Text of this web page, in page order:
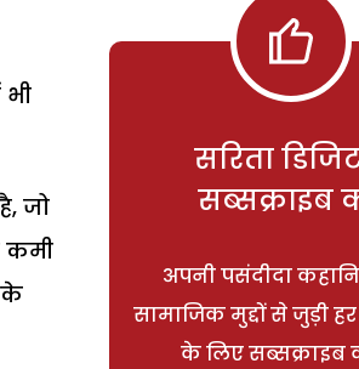
जो
कमी
के
सरिता
सब्सक्राइब
अपनी पसंदीदा
सामाजिक मुद्दों से जुड़ी
के लिए सब्सक्राइब